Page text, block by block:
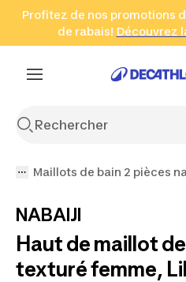
Aller à la recherche Aller
Profitez de nos promotions
de rabais! Découvrez
en seulement
(Zones
Maillots de bain 2 pièces
NABAIJI
Haut de maillot
texturé femme,